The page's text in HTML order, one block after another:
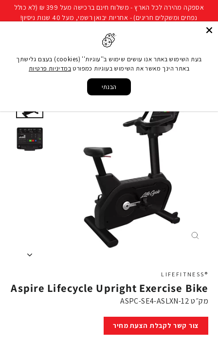
להמשך
אספקה מהירה לכל הארץ - משלוח חינם ברכישה מעל 399 ₪ (לא כולל
נפחים ומשקלים חריגים) - אחריות יבואן רשמי, מעל 40 שנות ניסיון!
עמוד הבית/ציוד כושר מקצועי/
LIFE FITNESS/ Aspire /Aspire Lifecycle Upright
®LIFEFITNESS
Aspire Lifecycle Upright Exercise Bike
מק״טASPC-SE4-ASLXN-12
מחירצור קשר לקבלת הצעת מחיר
בעת השימוש באתר אנו עושים שימוש ב''עוגיות'' (cookies) בעצם גלישתך
באתר הינך מאשר את השימוש בעוגיות כמפורט במדיניות פרטיות
הבנתי